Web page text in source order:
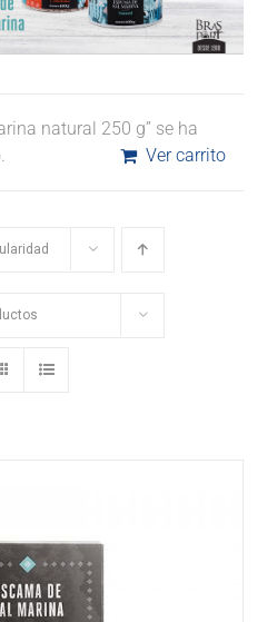
natural 250 g” se ha
Ver carrito